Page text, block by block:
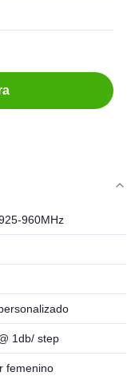
960MHz
1db/ step
femenino